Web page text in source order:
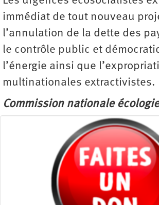
immédiat de tout nouveau
l’annulation de la dette des
le contrôle public et
l’énergie ainsi que
multinationales extractivistes.
Commission nationale écologie